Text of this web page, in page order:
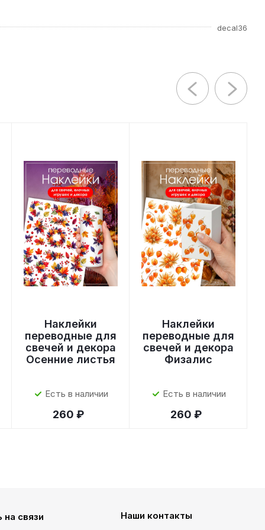
decal36
Наклейки
переводные для
свечей и декора
Осенние листья
Есть в наличии
260 ₽
Наклейки
переводные для
свечей и декора
Физалис
Есть в наличии
260 ₽
на связи Наши контакты